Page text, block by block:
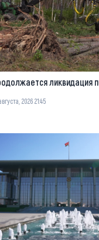
ликвидация
2026 21:45